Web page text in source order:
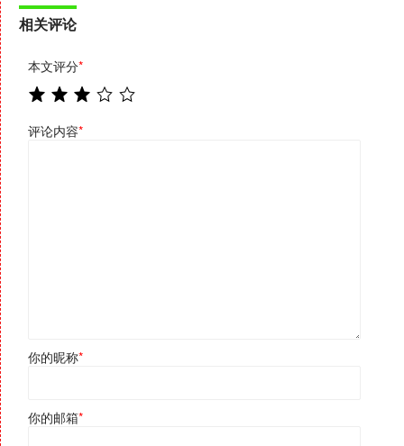
相关评论
本文评分*
评论内容*
你的昵称*
你的邮箱*